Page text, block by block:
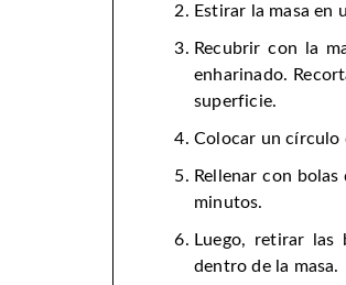
Estirar la masa en
Recubrir con la
enharinado.
superficie.
Colocar un círculo
Rellenar con
minutos.
Luego, retirar
dentro de la masa.